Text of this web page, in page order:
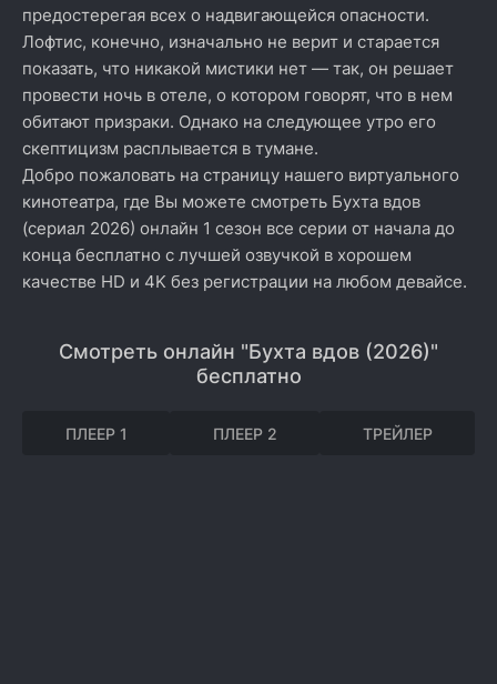
предостерегая всех о надвигающейся опасности.
Лофтис, конечно, изначально не верит и старается
показать, что никакой мистики нет — так, он решает
провести ночь в отеле, о котором говорят, что в нем
обитают призраки. Однако на следующее утро его
скептицизм расплывается в тумане.
Добро пожаловать на страницу нашего виртуального
кинотеатра, где Вы можете смотреть Бухта вдов
(сериал 2026) онлайн 1 сезон все серии от начала до
конца бесплатно с лучшей озвучкой в хорошем
качестве HD и 4K без регистрации на любом девайсе.
Смотреть онлайн "Бухта вдов (2026)"
бесплатно
ПЛЕЕР 1 ПЛЕЕР 2 ТРЕЙЛЕР